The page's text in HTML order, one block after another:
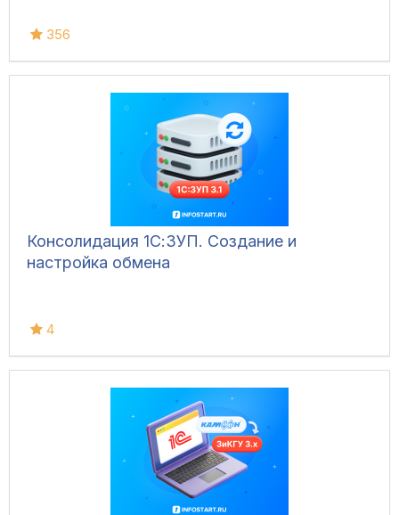
356
Консолидация 1С:ЗУП. Создание и
настройка обмена
4